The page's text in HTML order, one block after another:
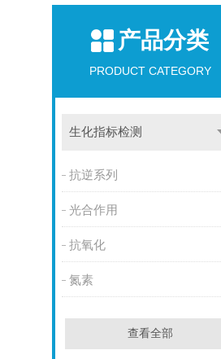
产品分类
PRODUCT CATEGORY
生化指标检测
抗逆系列
光合作用
抗氧化
氮素
查看全部